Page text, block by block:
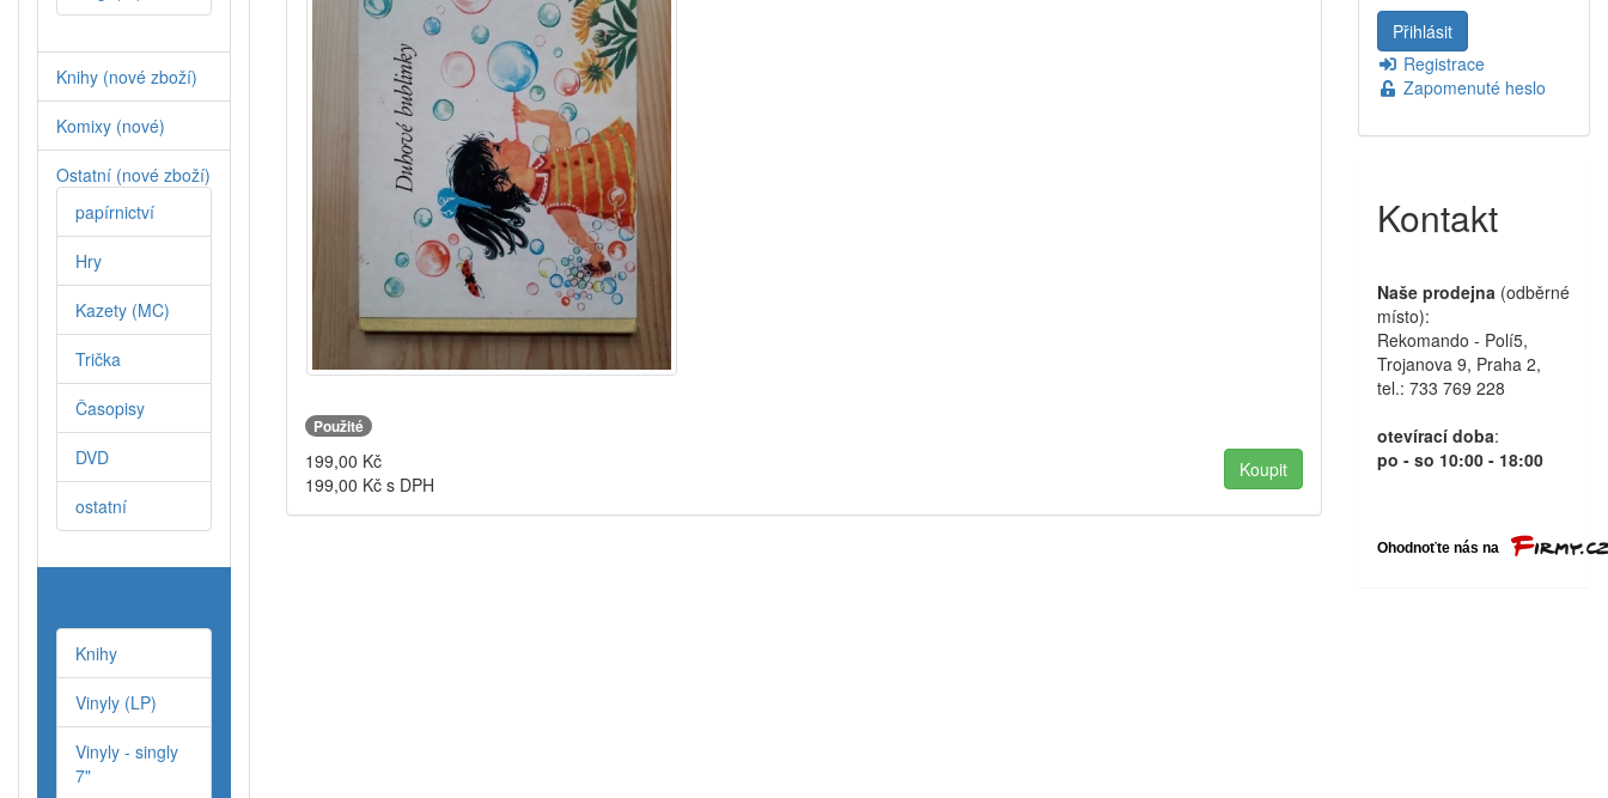
Použité
199,00 Kč
199,00 Kč s DPH
Knihy (nové zboží)
Komixy (nové)
Ostatní (nové zboží)
papírnictví
Hry
Kazety (MC)
Trička
Časopisy
DVD
ostatní
Knihy
Vinyly (LP)
Vinyly - singly
7"
Registrace
Zapomenuté heslo
Kontakt
Naše prodejna (odběrné
místo):
Rekomando - Polí5,
Trojanova 9, Praha 2,
tel.: 733 769 228
otevírací doba:
po - so 10:00 - 18:00